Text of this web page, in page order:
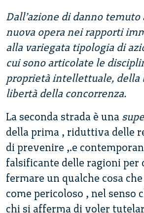
Dall’azione di danno temuto
nuova opera nei rapporti
alla variegata tipologia di
cui sono articolate le
proprietà intellettuale, della
libertà della concorrenza.
La seconda strada è una
della prima , riduttiva delle
di prevenire ,.e
falsificante delle ragioni per
fermare un qualche cosa
come pericoloso , nel senso
chi si afferma di voler